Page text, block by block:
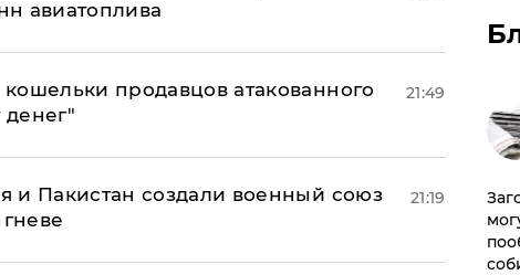
авиатоплива
кошельки продавцов атакованного
21:49
и Пакистан создали военный союз
21:19